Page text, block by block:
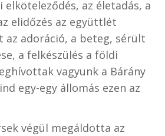
az életadás, a
elidőzés az együttlét
adoráció, a beteg, sérült
a felkészülés a földi
vagyunk a Bárány
egy-egy állomás ezen az
végül megáldotta az